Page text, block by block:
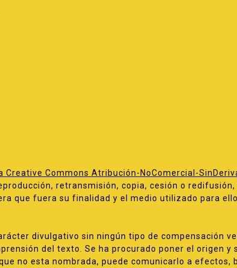
Creative Commons Atribución-NoComercial-
retransmisión, copia, cesión o
que fuera su finalidad y el medio utilizado para
divulgativo sin ningún tipo de compensación
del texto. Se ha procurado poner el origen y
no esta nombrada, puede comunicarlo a efectos,